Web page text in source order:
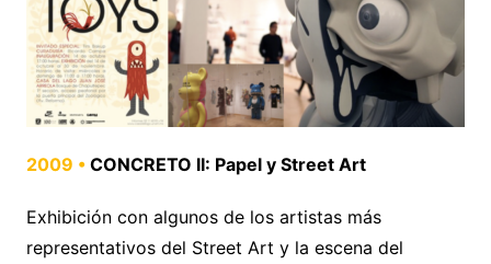
2009 • CONCRETO II: Papel y Street Art
Exhibición con algunos de los artistas más
representativos del Street Art y la escena del